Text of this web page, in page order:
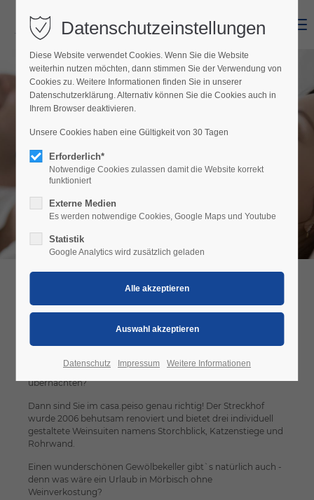
Menu
CASA.PEISO
CASA.PEISO
typisch burgenländisches Winzerhaus anno 1890
Wollten Sie schon immer in einem typisch burgenländischen
Winzerhaus anno 1890, aber mit dem Komfort von heute
übernachten?
Dann sind Sie im casa.peiso genau richtig! Der Streckhof
wurde 2006 behutsam renoviert und bietet drei individuell
gestaltete Weinsuiten namens Storchblick, Katzenstiege und
Rohrwand.
Einen wunderschönen Gewölbekeller gibt`s natürlich auch -
denn was wäre ein Urlaub in Mörbisch ohne
Weinverkostung?
Datenschutzeinstellungen
Diese Website verwendet Cookies. Wenn Sie die Website
weiterhin nutzen möchten, dann stimmen Sie der Verwendung von
Cookies zu. Weitere Informationen finden Sie in unserer
Datenschutzerklärung. Alternativ können Sie die Cookies auch in
Ihrem Browser deaktivieren.
Unsere Cookies haben eine Gültigkeit von 30 Tagen
Erforderlich*
Notwendige Cookies zulassen damit die Website korrekt
funktioniert
Externe Medien
Es werden notwendige Cookies, Google Maps und Youtube
Statistik
Google Analytics wird zusätzlich geladen
Datenschutz Impressum Weitere Informationen